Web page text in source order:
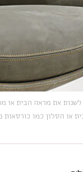
את מראה הבית או
או הסלון כמו